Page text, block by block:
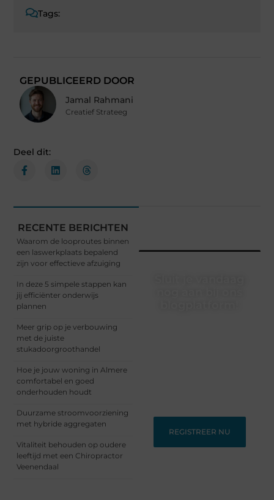
Tags:
GEPUBLICEERD DOOR
Jamal Rahmani
Creatief Strateeg
Deel dit:
RECENTE BERICHTEN
Waarom de looproutes binnen
een laswerkplaats bepalend
zijn voor effectieve afzuiging
In deze 5 simpele stappen kan
jij efficiënter onderwijs
plannen
Meer grip op je verbouwing
met de juiste
stukadoorgroothandel
Hoe je jouw woning in Almere
comfortabel en goed
onderhouden houdt
Duurzame stroomvoorziening
met hybride aggregaten
Vitaliteit behouden op oudere
leeftijd met een Chiropractor
Veenendaal
REGISTREER NU